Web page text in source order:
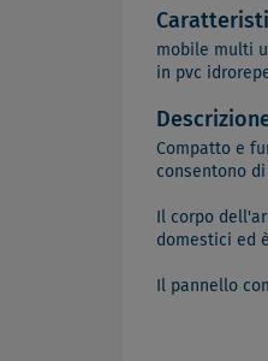
mobile multi
in pvc
Compatto e
consentono
Il corpo
domestici ed
Il pannello